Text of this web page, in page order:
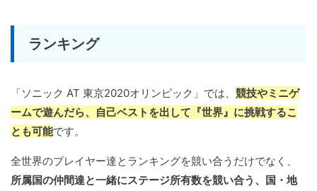
ランキング
「ソニック AT 東京2020オリンピック」では、 競技やミニゲ
ームで遊んだら、自己ベストを出して『世界』に挑戦するこ
とも可能です。
全世界のプレイヤー達とランキングを競い合うだけでなく、
所属国の仲間達と一緒にステージ所有数を競い合う、国・地